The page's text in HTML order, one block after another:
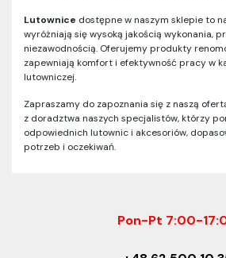
Lutownice dostępne w naszym sklepie to
wyróżniają się wysoką jakością wykonania,
niezawodnością. Oferujemy produkty
zapewniają komfort i efektywność pracy w
lutowniczej.
Zapraszamy do zapoznania się z naszą
z doradztwa naszych specjalistów, którzy
odpowiednich lutownic i akcesoriów,
potrzeb i oczekiwań.
Pon-Pt 7:00-